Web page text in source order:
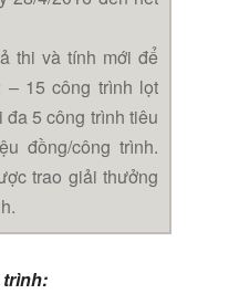
thi và tính mới để
– 15 công trình lọt
5 công trình tiêu
đồng/công trình.
trao giải thưởng